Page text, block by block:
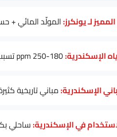
لـ يونكرز:المولّد المائي
الإسكندرية:
الإسكندرية:مباني تاريخية كثيرة (1900-1950) + أبراج حديثة يتطلب فحصاً للكهرباء قبل تركيب أي
في الإسكندرية:ساحلي